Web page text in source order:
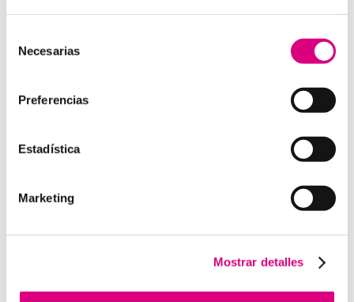
Necesarias
Preferencias
Estadística
Marketing
Mostrar detalles
15 años de experiencia, disponemos de un equipo de
negocio.
Telefonía Virtual, Antivirus y Seguridad,
; siempre con las garantías de un trabajo
excelente.
o a
través de nuestro email:
hola@grupo-system.com
para publicar un
comentario.